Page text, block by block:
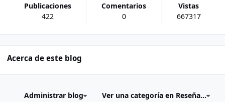
publicaciones
422
comentarios
0
vistas
667317
Acerca de este blog
Administrar blog Ver una categoría en Reseña...